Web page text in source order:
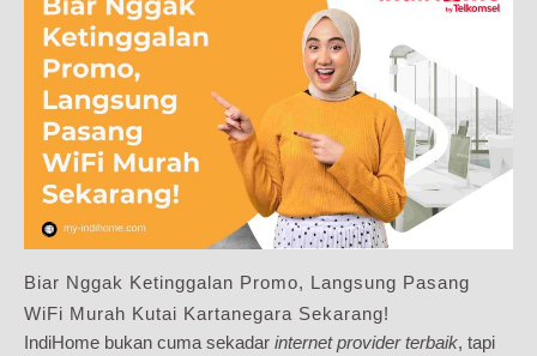
Biar Nggak Ketinggalan Promo, Langsung Pasang
WiFi Murah Kutai Kartanegara Sekarang!
IndiHome bukan cuma sekadar internet provider terbaik, tapi